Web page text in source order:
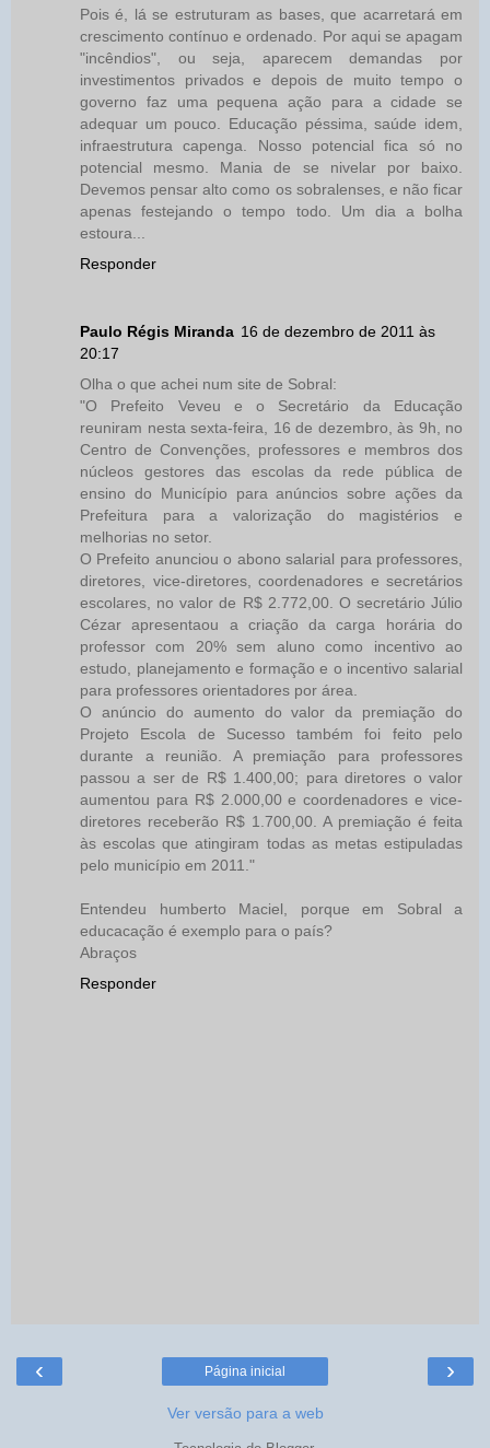
Pois é, lá se estruturam as bases, que acarretará em
crescimento contínuo e ordenado. Por aqui se apagam
"incêndios", ou seja, aparecem demandas por
investimentos privados e depois de muito tempo o
governo faz uma pequena ação para a cidade se
adequar um pouco. Educação péssima, saúde idem,
infraestrutura capenga. Nosso potencial fica só no
potencial mesmo. Mania de se nivelar por baixo.
Devemos pensar alto como os sobralenses, e não ficar
apenas festejando o tempo todo. Um dia a bolha
estoura...
Responder
Paulo Régis Miranda 16 de dezembro de 2011 às
20:17
Olha o que achei num site de Sobral:
"O Prefeito Veveu e o Secretário da Educação
reuniram nesta sexta-feira, 16 de dezembro, às 9h, no
Centro de Convenções, professores e membros dos
núcleos gestores das escolas da rede pública de
ensino do Município para anúncios sobre ações da
Prefeitura para a valorização do magistérios e
melhorias no setor.
O Prefeito anunciou o abono salarial para professores,
diretores, vice-diretores, coordenadores e secretários
escolares, no valor de R$ 2.772,00. O secretário Júlio
Cézar apresentaou a criação da carga horária do
professor com 20% sem aluno como incentivo ao
estudo, planejamento e formação e o incentivo salarial
para professores orientadores por área.
O anúncio do aumento do valor da premiação do
Projeto Escola de Sucesso também foi feito pelo
durante a reunião. A premiação para professores
passou a ser de R$ 1.400,00; para diretores o valor
aumentou para R$ 2.000,00 e coordenadores e vice-
diretores receberão R$ 1.700,00. A premiação é feita
às escolas que atingiram todas as metas estipuladas
pelo município em 2011."
Entendeu humberto Maciel, porque em Sobral a
educacação é exemplo para o país?
Abraços
Responder
‹ ›
Página inicial
Ver versão para a web